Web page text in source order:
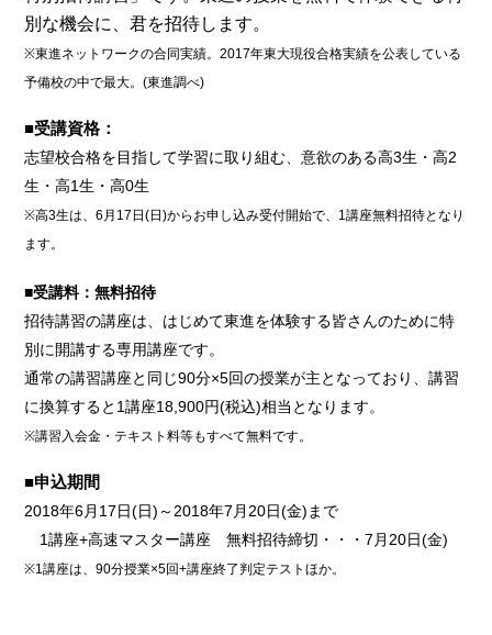
別な機会に、君を招待します。
※東進ネットワークの合同実績。2017年東大現役合格実績を公表している
予備校の中で最大。(東進調べ)
■受講資格：
志望校合格を目指して学習に取り組む、意欲のある高3生・高2
生・高1生・高0生
※高3生は、6月17日(日)からお申し込み受付開始で、1講座無料招待となり
ます。
■受講料：無料招待
招待講習の講座は、はじめて東進を体験する皆さんのために特
別に開講する専用講座です。
通常の講習講座と同じ90分×5回の授業が主となっており、講習
に換算すると1講座18,900円(税込)相当となります。
※講習入会金・テキスト料等もすべて無料です。
■申込期間
2018年6月17日(日)～2018年7月20日(金)まで
1講座+高速マスター講座無料招待締切 ・・・7月20日(金)
※1講座は、90分授業×5回+講座終了判定テストほか。